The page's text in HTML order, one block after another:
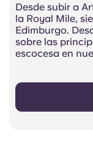
Desde subir a
la Royal Mile,
Edimburgo.
sobre las
escocesa en